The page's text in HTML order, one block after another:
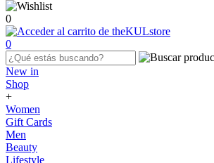
0
0
New in
Shop
+
Women
Gift Cards
Men
Beauty
Lifestyle